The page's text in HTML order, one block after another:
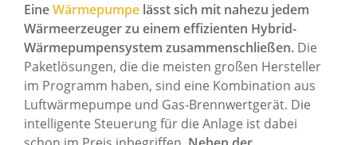
EineWärmepumpe lässt sich mit nahezu jedem
Wärmeerzeuger zu einem effizienten Hybrid-
Wärmepumpensystem zusammenschließen. Die
Paketlösungen, die die meisten großen Hersteller
im Programm haben, sind eine Kombination aus
Luftwärmepumpe und Gas-Brennwertgerät. Die
intelligente Steuerung für die Anlage ist dabei